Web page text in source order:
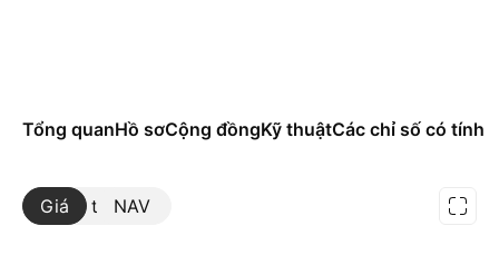
Tổng quanHồ sơCộng đồngKỹ thuậtCác chỉ số có tính
Giá NAV
Xem thêm